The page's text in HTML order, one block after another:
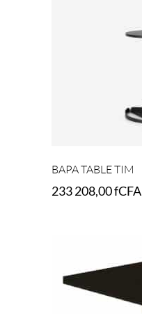
BAPA TABLE TIM
233 208,00fCFA